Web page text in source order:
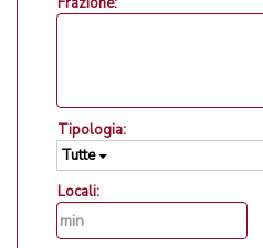
Tipologia:
Tutte
Locali: